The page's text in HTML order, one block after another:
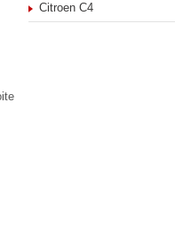
Citroen C4